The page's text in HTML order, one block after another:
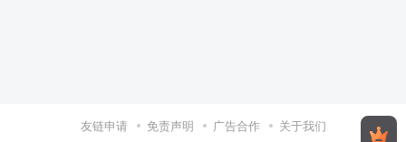
友链申请 免责声明 广告合作 关于我们